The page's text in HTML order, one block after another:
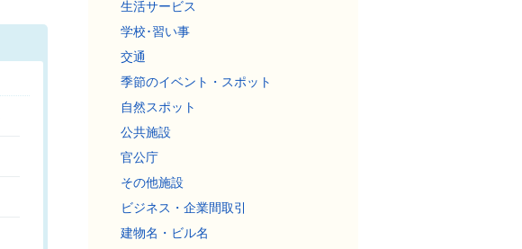
生活サービス
学校･習い事
交通
季節のイベント・スポット
自然スポット
公共施設
官公庁
その他施設
ビジネス・企業間取引
建物名・ビル名